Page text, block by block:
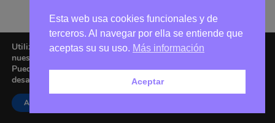
Utilizamos cookies para ofrecerte la mejor experiencia en
nuestra web.
Puedes aprender más sobre qué cookies utilizamos o
desactivarlas en los
Aceptar
Esta web usa cookies funcionales y de
terceros. Al navegar por ella se entiende que
aceptas su su uso. Más información
Aceptar